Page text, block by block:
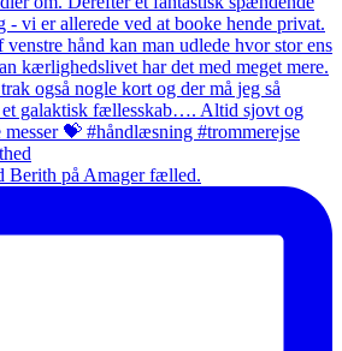
Berith på Amager fælled.